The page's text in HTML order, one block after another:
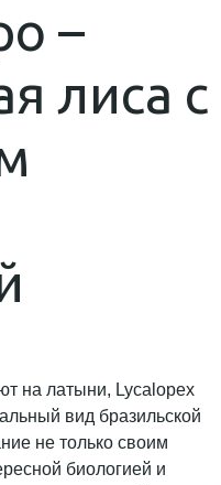
–
лиса с
на латыни, Lycalopex
вид бразильской
не только своим
биологией и